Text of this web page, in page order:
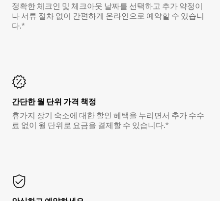
정확한 체크인 및 체크아웃 날짜를 선택하고 추가 약정이
나 서류 절차 없이 간편하게 온라인으로 예약할 수 있습니
다.*
간단한 월 단위 가격 책정
휴가지 장기 숙소에 대한 할인 혜택을 누리면서 추가 수수
료 없이 월 단위로 요금을 결제할 수 있습니다.*